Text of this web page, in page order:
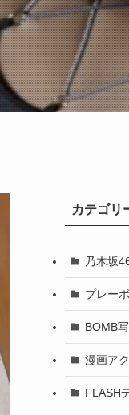
カテゴリ
乃木坂
プレー
BOMB
漫画ア
FLASH